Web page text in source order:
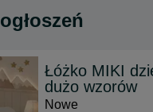
Łóżko MIKI
dużo wzorów
Nowe